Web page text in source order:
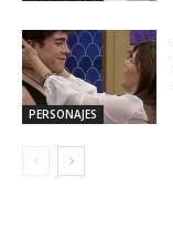
PERSONAJES